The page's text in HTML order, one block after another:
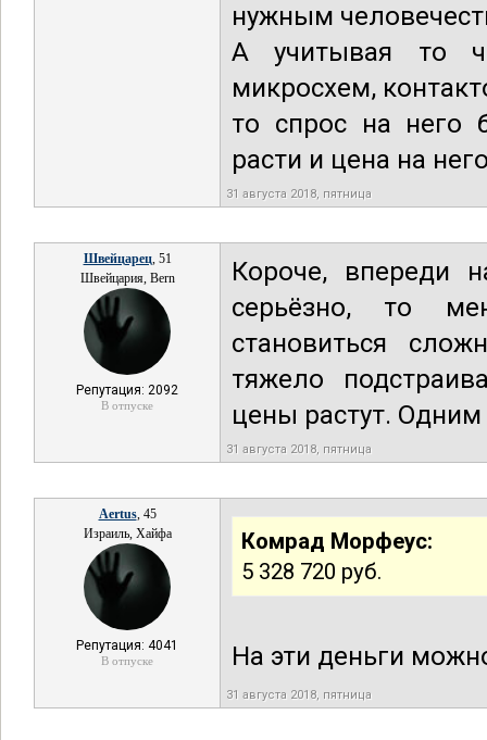
нужным
А учитывая то
микросхем,
то спрос на него
расти и цена на
31 августа 2018, пятница
Швейцарец, 51
Швейцария, Bern
Репутация: 2092
В отпуске
Короче, впереди
серьёзно, то
становиться
тяжело
цены растут.
31 августа 2018, пятница
Aertus, 45
Израиль, Хайфа
Репутация: 4041
В отпуске
Комрад Морфеус:
5 328 720 руб.
На эти деньги
31 августа 2018, пятница